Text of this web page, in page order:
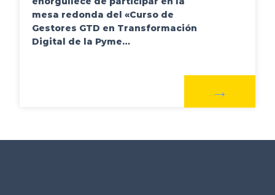
mesa redonda del «Curso de
Gestores GTD en Transformación
Digital de la Pyme…